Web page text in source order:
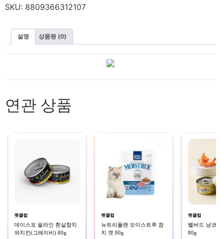
SKU: 8809366312107
설명 상품평 (0)
연관 상품
펫클럽
데이스포 필라인 흰살참치
와치킨(그레이비) 80g
펫클럽
뉴트리플랜 모이스트루 참
치 캣 80g
펫클럽
벨버드 냥코
80g